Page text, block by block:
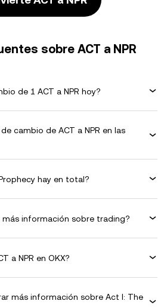
sobre ACT a NPR
de 1 ACT a NPR hoy?
cambio de ACT a NPR en las
hay en total?
información sobre trading?
a NPR en OKX?
más información sobre Act I: The